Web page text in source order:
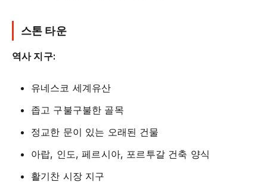
스톤 타운
역사 지구:
유네스코 세계유산
좁고 구불구불한 골목
정교한 문이 있는 오래된 건물
아랍, 인도, 페르시아, 포르투갈 건축 양식
활기찬 시장 지구